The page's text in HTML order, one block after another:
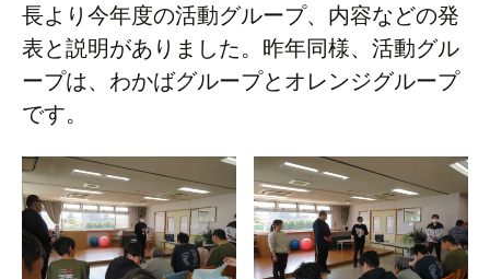
長より今年度の活動グループ、内容などの発
表と説明がありました。昨年同様、活動グル
ープは、わかばグループとオレンジグループ
です。